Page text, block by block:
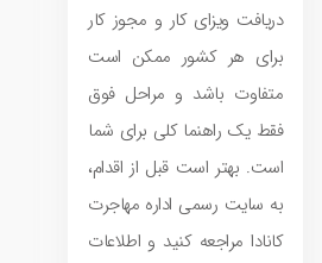
دریافت ویزای کار و مجوز کار
برای هر کشور ممکن است
متفاوت باشد و مراحل فوق
فقط یک راهنما کلی برای شما
است. بهتر است قبل از اقدام،
به سایت رسمی اداره مهاجرت
کانادا مراجعه کنید و اطلاعات